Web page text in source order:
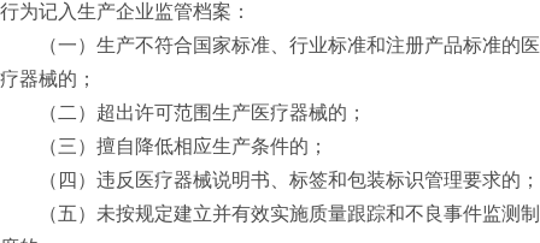
行为记入生产企业监管档案：
（一）生产不符合国家标准、行业标准和注册产品标准的医
疗器械的；
（二）超出许可范围生产医疗器械的；
（三）擅自降低相应生产条件的；
（四）违反医疗器械说明书、标签和包装标识管理要求的；
（五）未按规定建立并有效实施质量跟踪和不良事件监测制